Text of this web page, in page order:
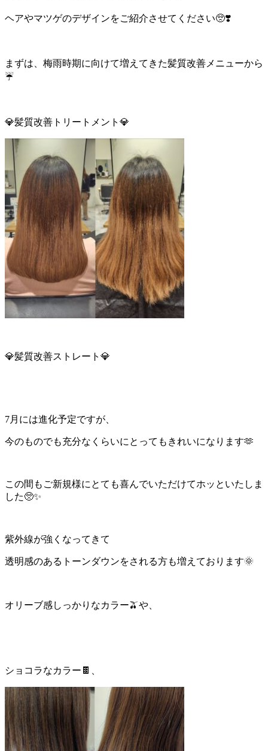
ヘアやマツゲのデザインをご紹介させてください🥺❣️
まずは、梅雨時期に向けて増えてきた髪質改善メニューから
☔
💎髪質改善トリートメント💎
💎髪質改善ストレート💎
7月には進化予定ですが、
今のものでも充分なくらいにとってもきれいになります🫶
この間もご新規様にとても喜んでいただけてホッといたしま
した🥺✨
紫外線が強くなってきて
透明感のあるトーンダウンをされる方も増えております🌞
オリーブ感しっかりなカラー🫒や、
ショコラなカラー🍫、